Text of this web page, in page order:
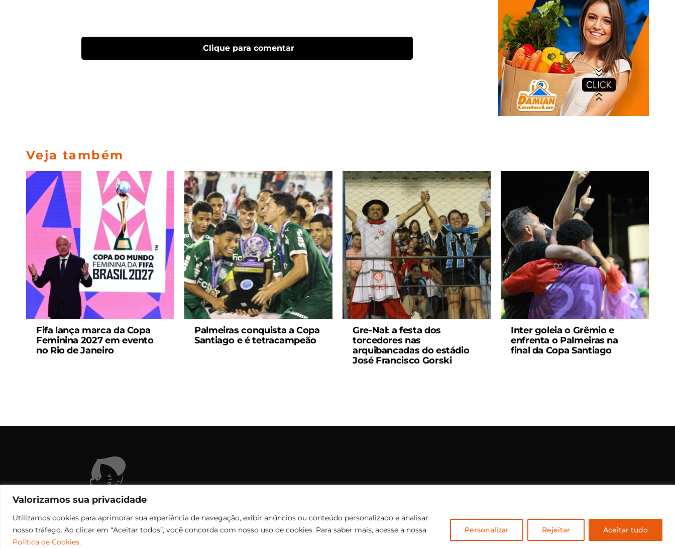
Valorizamos sua privacidade
Utilizamos cookies para aprimorar sua experiência de navegação, exibir anúncios ou conteúdo personalizado e analisar
nosso tráfego. Ao clicar em “Aceitar todos”, você concorda com nosso uso de cookies. Para saber mais, acesse a nossa
Política de Cookies.
Personalizar Rejeitar Aceitar tudo
Clique para comentar
Veja também
Fifa lança marca da Copa
Feminina 2027 em evento
no Rio de Janeiro
Palmeiras conquista a Copa
Santiago e é tetracampeão
Gre-Nal: a festa dos
torcedores nas
arquibancadas do estádio
José Francisco Gorski
Inter goleia o Grêmio e
enfrenta o Palmeiras na
final da Copa Santiago